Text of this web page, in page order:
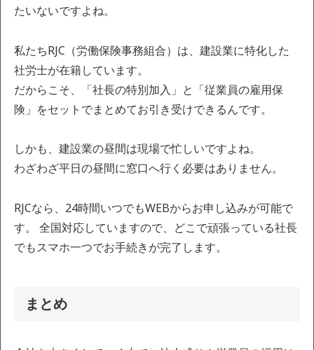
たいないですよね。
私たちRJC（労働保険事務組合）は、建設業に特化した
社労士が在籍しています。
だからこそ、「社長の特別加入」と「従業員の雇用保
険」をセットでまとめてお引き受けできるんです。
しかも、建設業の昼間は現場で忙しいですよね。
わざわざ平日の昼間に窓口へ行く必要はありません。
RJCなら、24時間いつでもWEBからお申し込みが可能で
す。 全国対応していますので、どこで頑張っている社長
でもスマホ一つでお手続きが完了します。
まとめ